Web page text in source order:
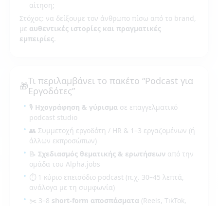
αίτηση;
Στόχος: να δείξουμε τον άνθρωπο πίσω από το brand,
με αυθεντικές ιστορίες και πραγματικές
εμπειρίες.
🎁Τι περιλαμβάνει το πακέτο “Podcast για
Εργοδότες”
🎙️ Ηχογράφηση & γύρισμα σε επαγγελματικό
podcast studio
👥 Συμμετοχή εργοδότη / HR & 1–3 εργαζομένων (ή
άλλων εκπροσώπων)
📝 Σχεδιασμός θεματικής & ερωτήσεων από την
ομάδα του Alpha.jobs
⏱️ 1 κύριο επεισόδιο podcast (π.χ. 30–45 λεπτά,
ανάλογα με τη συμφωνία)
✂️ 3–8 short-form αποσπάσματα (Reels, TikTok,